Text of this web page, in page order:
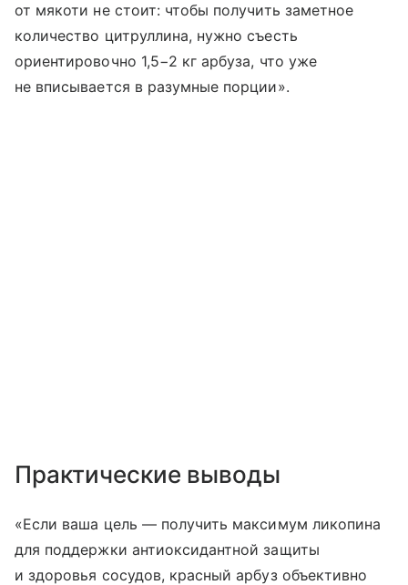
от мякоти не стоит: чтобы получить заметное
количество цитруллина, нужно съесть
ориентировочно 1,5−2 кг арбуза, что уже
не вписывается в разумные порции».
Практические выводы
«Если ваша цель — получить максимум ликопина
для поддержки антиоксидантной защиты
и здоровья сосудов, красный арбуз объективно